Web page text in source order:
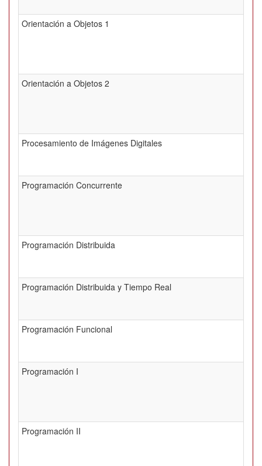
Orientación a Objetos 1
Orientación a Objetos 2
Procesamiento de Imágenes Digitales
Programación Concurrente
Programación Distribuida
Programación Distribuida y Tiempo Real
Programación Funcional
Programación I
Programación II